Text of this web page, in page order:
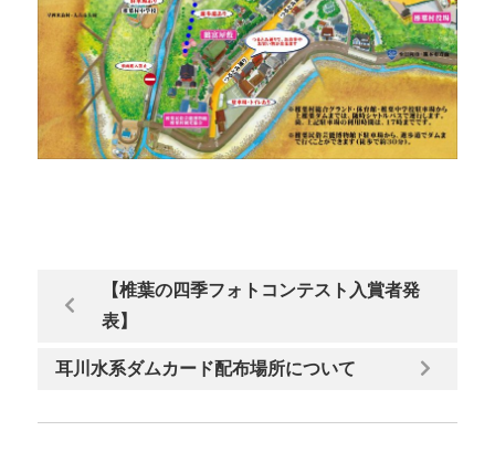
【椎葉の四季フォトコンテスト入賞者発
表】
耳川水系ダムカード配布場所について